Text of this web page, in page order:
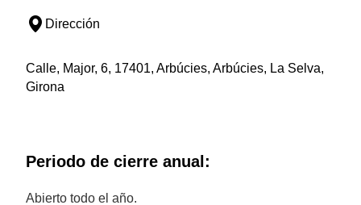
Dirección
Calle, Major, 6, 17401, Arbúcies, Arbúcies, La Selva,
Girona
Periodo de cierre anual:
Abierto todo el año.